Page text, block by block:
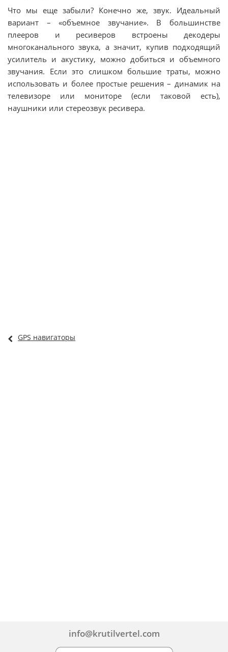
Что мы еще забыли? Конечно же, звук. Идеальный
вариант – «объемное звучание». В большинстве
плееров и ресиверов встроены декодеры
многоканального звука, а значит, купив подходящий
усилитель и акустику, можно добиться и объемного
звучания. Если это слишком большие траты, можно
использовать и более простые решения – динамик на
телевизоре или мониторе (если таковой есть),
наушники или стереозвук ресивера.
GPS навигаторы
info@krutilvertel.com